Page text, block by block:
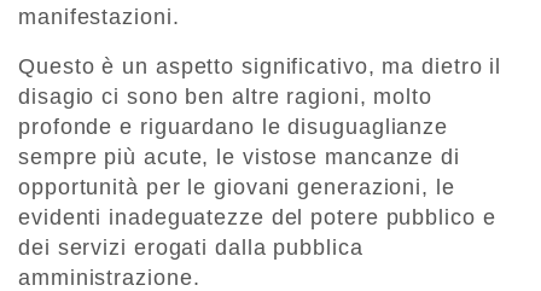
manifestazioni.
Questo è un aspetto significativo, ma dietro il
disagio ci sono ben altre ragioni, molto
profonde e riguardano le disuguaglianze
sempre più acute, le vistose mancanze di
opportunità per le giovani generazioni, le
evidenti inadeguatezze del potere pubblico e
dei servizi erogati dalla pubblica
amministrazione.